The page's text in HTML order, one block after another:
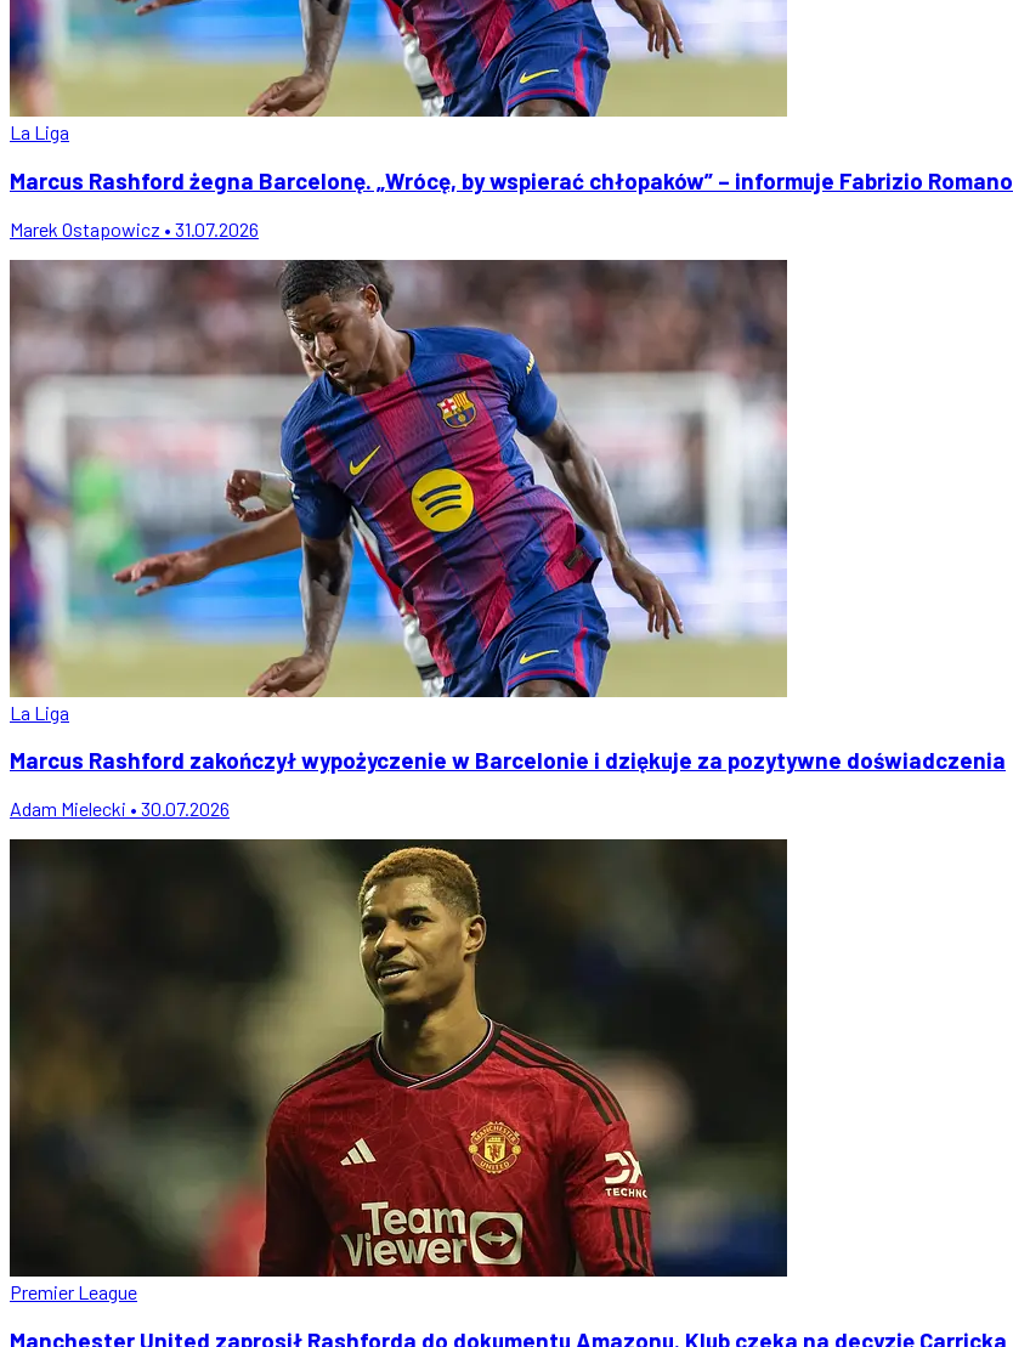
La Liga
Marcus Rashford żegna Barcelonę. „Wrócę, by wspierać chłopaków” – informuje Fabrizio Romano
Marek Ostapowicz • 31.07.2026
La Liga
Marcus Rashford zakończył wypożyczenie w Barcelonie i dziękuje za pozytywne doświadczenia
Adam Mielecki • 30.07.2026
Premier League
Manchester United zaprosił Rashforda do dokumentu Amazonu. Klub czeka na decyzję Carricka